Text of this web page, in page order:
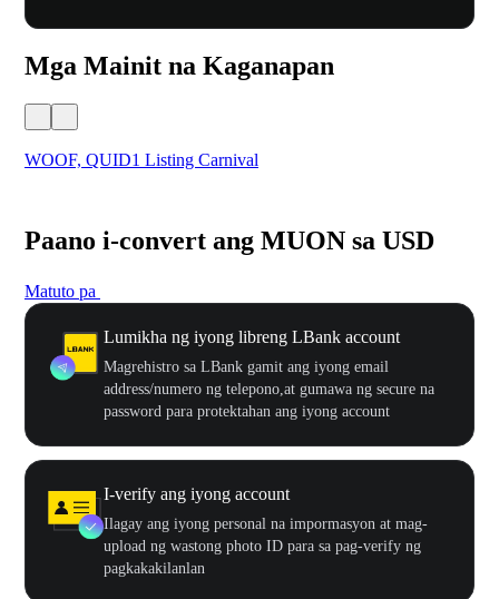
Mga Mainit na Kaganapan
WOOF, QUID1 Listing Carnival
Paano i-convert ang MUON sa USD
Matuto pa
Lumikha ng iyong libreng LBank account
Magrehistro sa LBank gamit ang iyong email
address/numero ng telepono,at gumawa ng secure na
password para protektahan ang iyong account
I-verify ang iyong account
Ilagay ang iyong personal na impormasyon at mag-
upload ng wastong photo ID para sa pag-verify ng
pagkakakilanlan